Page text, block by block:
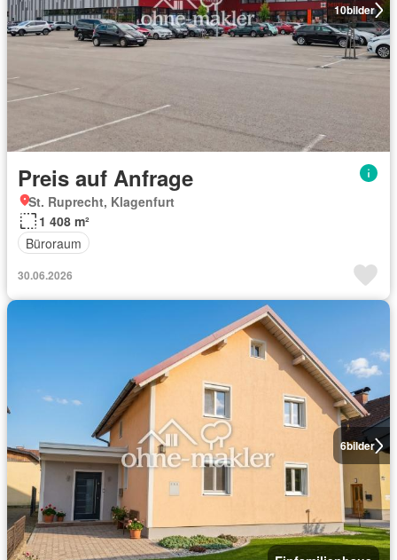
10bilder
Preis auf Anfrage
St. Ruprecht, Klagenfurt
1 408 m²
Büroraum
30.06.2026
6bilder